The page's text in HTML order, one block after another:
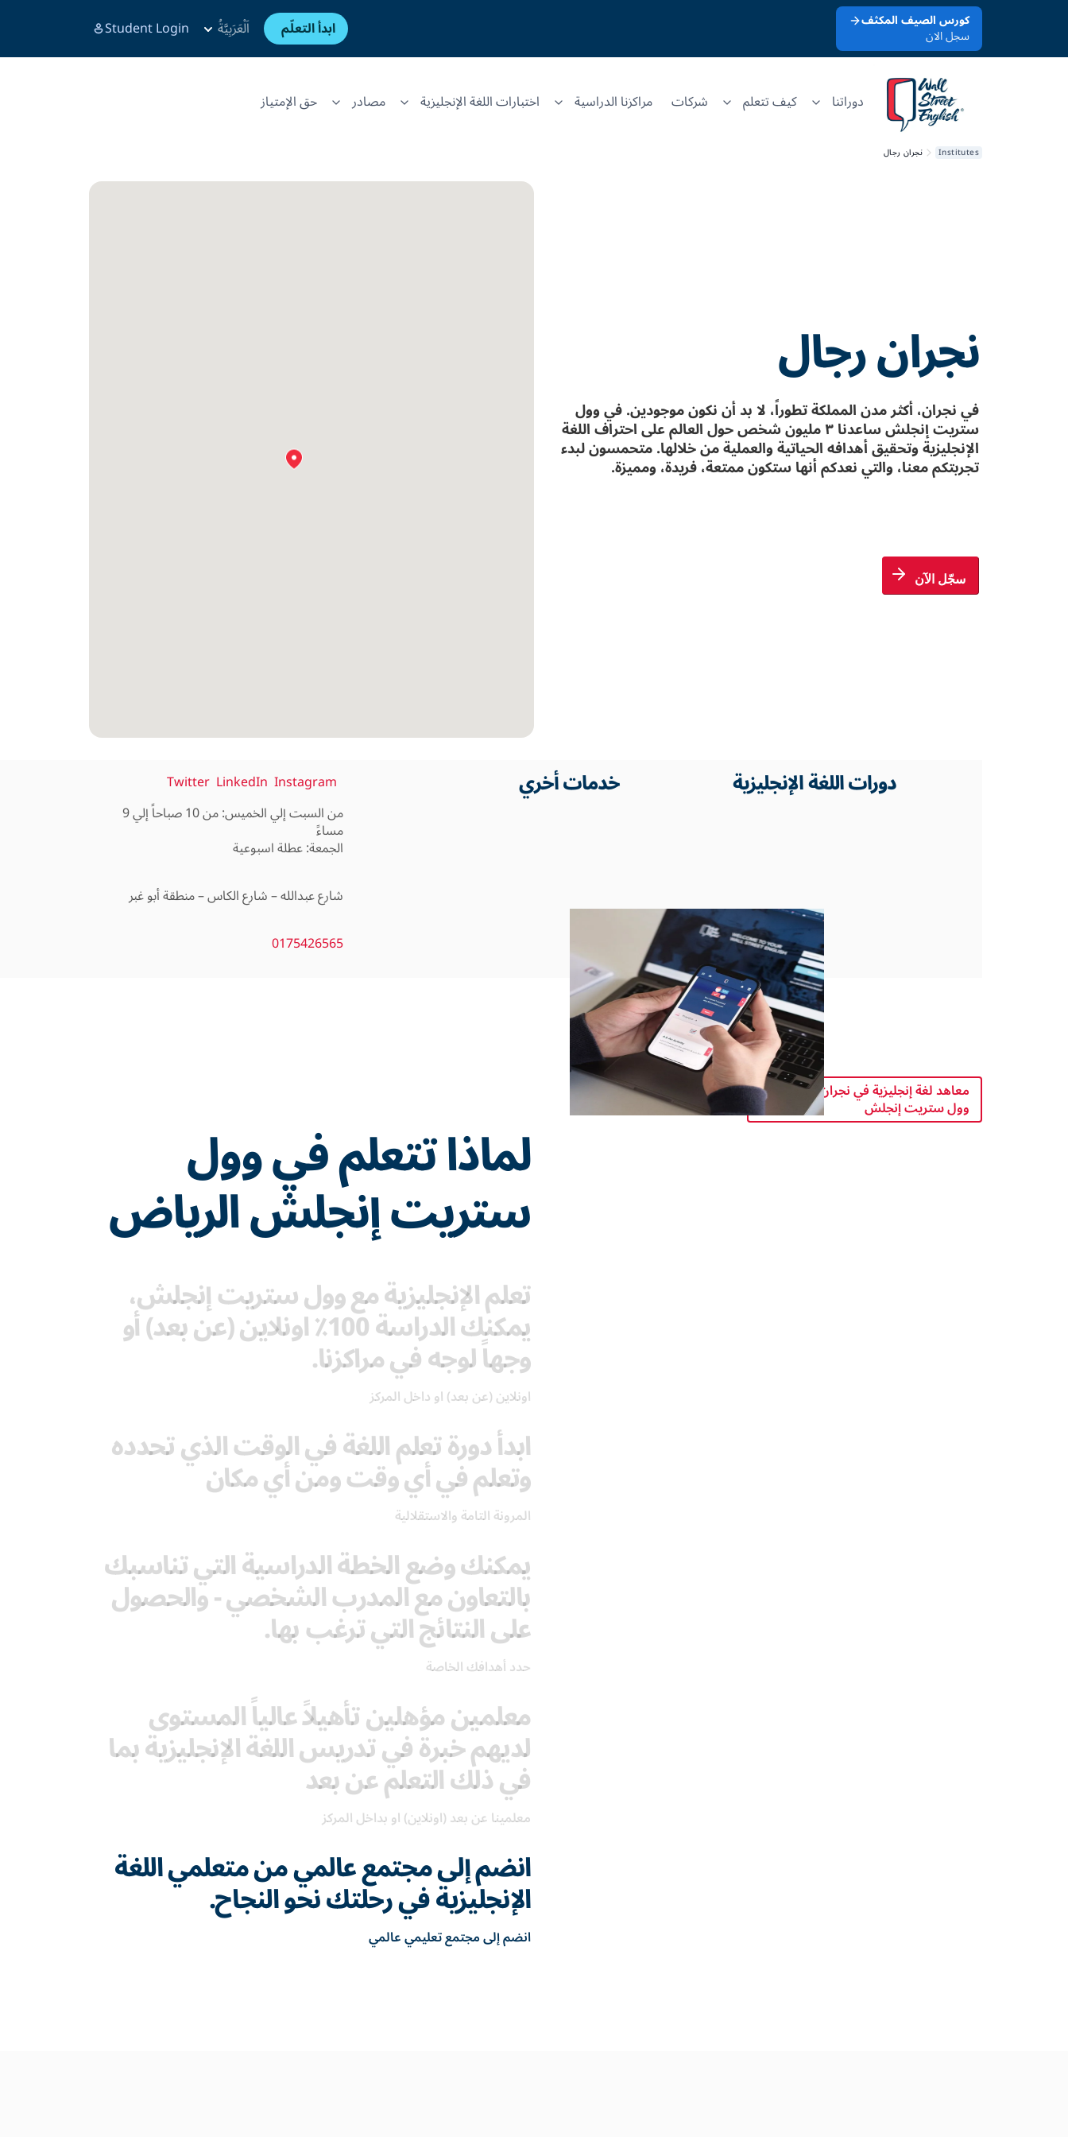
كورس الصيف المكثف
سجل الان ابدأ التعلّم اَلْعَرَبِيَّةُ Student Login
دوراتنا كيف تتعلم شركات مراكزنا الدراسية اختبارات اللغة الإنجليزية مصادر حق الإمتياز
Institutes نجران رجال
نجران رجال
في نجران، أكثر مدن المملكة تطوراً، لا بد أن نكون موجودين. في وول
ستريت إنجلش ساعدنا ٣ مليون شخص حول العالم على احتراف اللغة
الإنجليزية وتحقيق أهدافه الحياتية والعملية من خلالها. متحمسون لبدء
تجربتكم معنا، والتي نعدكم أنها ستكون ممتعة، فريدة، ومميزة.
سجّل الآن
دورات اللغة الإنجليزية خدمات أخري Instagram
LinkedIn
Twitter
من السبت إلي الخميس: من 10 صباحاً إلي 9
0175426565
معاهد لغة إنجليزية في نجران - رجال -
وول ستريت إنجلش
لماذا تتعلم في وول
ستريت إنجلش الرياض
تعلم الإنجليزية مع وول ستريت إنجلش،
يمكنك الدراسة 100٪ اونلاين (عن بعد) أو
وجهاً لوجه في مراكزنا.
اونلاين (عن بعد) او داخل المركز
ابدأ دورة تعلم اللغة في الوقت الذي تحدده
وتعلم في أي وقت ومن أي مكان
المرونة التامة والاستقلالية
يمكنك وضع الخطة الدراسية التي تناسبك
بالتعاون مع المدرب الشخصي - والحصول
على النتائج التي ترغب بها.
حدد أهدافك الخاصة
معلمين مؤهلين تأهيلاً عالياً المستوى
لديهم خبرة في تدريس اللغة الإنجليزية بما
في ذلك التعلم عن بعد
معلمينا عن بعد (اونلاين) او بداخل المركز
انضم إلى مجتمع عالمي من متعلمي اللغة
الإنجليزية في رحلتك نحو النجاح.
انضم إلى مجتمع تعليمي عالمي